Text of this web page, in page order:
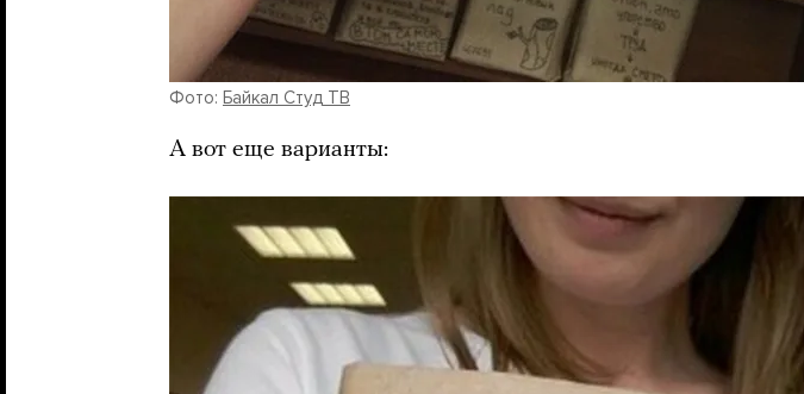
Фото: Байкал Студ ТВ
А вот еще варианты: